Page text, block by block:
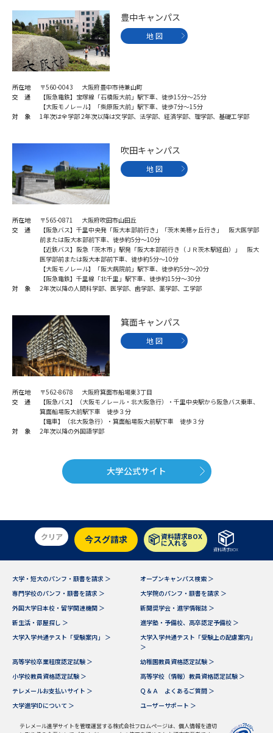
豊中キャンパス
地 図
所在地
〒560-0043 大阪府豊中市待兼山町
交 通
【阪急電鉄】宝塚線「石橋阪大前」駅下車、徒歩15分～25分
【大阪モノレール】「柴原阪大前」駅下車、徒歩7分～15分
対 象
1年次は全学部 2年次以降は文学部、法学部、経済学部、理学部、基礎工学部
吹田キャンパス
地 図
所在地
〒565-0871 大阪府吹田市山田丘
交 通
【阪急バス】千里中央発「阪大本部前行き」「茨木美穂ヶ丘行き」 阪大医学部
前または阪大本部前下車、徒歩約5分～10分
【近鉄バス】阪急「茨木市」駅発「阪大本部前行き（ＪＲ茨木駅経由）」 阪大
医学部前または阪大本部前下車、徒歩約5分～10分
【大阪モノレール】「阪大病院前」駅下車、徒歩約5分～20分
【阪急電鉄】千里線「北千里」駅下車、徒歩約15分～30分
対 象
2年次以降の人間科学部、医学部、歯学部、薬学部、工学部
箕面キャンパス
地 図
所在地
〒562-8678 大阪府箕面市船場東3丁目
交 通
【阪急バス】（大阪モノレール・北大阪急行）・千里中央駅から阪急バス乗車、
箕面船場阪大前駅下車 徒歩３分
【電車】（北大阪急行）・箕面船場阪大前駅下車 徒歩３分
対 象
2年次以降の外国語学部
大学公式サイト
クリア 今スグ請求 資料請求BOX
に入れる
資料請求BOX
大学・短大のパンフ・願書を請求 ＞
オープンキャンパス検索 ＞
専門学校のパンフ・願書を請求 ＞
大学院のパンフ・願書を請求 ＞
外国大学日本校・留学関連機関 ＞
新聞奨学会・進学情報誌 ＞
新生活・部屋探し ＞
進学塾・予備校、高卒認定予備校 ＞
大学入学共通テスト「受験案内」 ＞
大学入学共通テスト「受験上の配慮案内」
＞
高等学校卒業程度認定試験 ＞
幼稚園教員資格認定試験 ＞
小学校教員資格認定試験 ＞
高等学校（情報）教員資格認定試験 ＞
テレメールお支払いサイト ＞
Ｑ＆Ａ よくあるご質問 ＞
大学進学IDについて ＞
ユーザーサポート ＞
テレメール進学サイトを管理運営する株式会社フロムページは、個人情報を適切